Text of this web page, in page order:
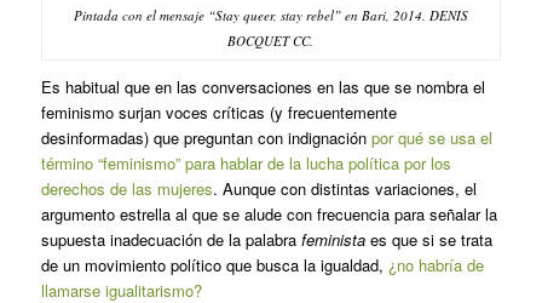
Pintada con el mensaje “Stay queer, stay rebel” en Bari, 2014. DENIS
BOCQUET CC.
Es habitual que en las conversaciones en las que se nombra el
feminismo surjan voces críticas (y frecuentemente
desinformadas) que preguntan con indignación por qué se usa el
término “feminismo” para hablar de la lucha política por los
derechos de las mujeres. Aunque con distintas variaciones, el
argumento estrella al que se alude con frecuencia para señalar la
supuesta inadecuación de la palabrafeministaes que si se trata
de un movimiento político que busca la igualdad, ¿no habría de
llamarse igualitarismo?